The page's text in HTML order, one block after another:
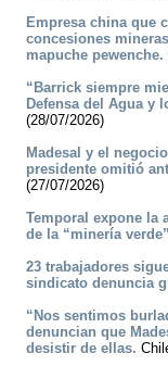
Empresa china que
concesiones
mapuche pewenche.
“Barrick siempre
Defensa del Agua y
(28/07/2026)
Madesal y el
presidente omitió
(27/07/2026)
Temporal expone la
de la “minería
23 trabajadores
sindicato denuncia
“Nos sentimos
denuncian que
desistir de ellas.